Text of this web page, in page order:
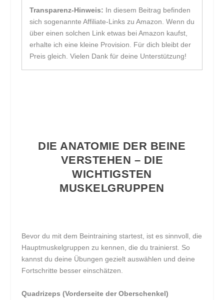
Transparenz-Hinweis: In diesem Beitrag befinden
sich sogenannte Affiliate-Links zu Amazon. Wenn du
über einen solchen Link etwas bei Amazon kaufst,
erhalte ich eine kleine Provision. Für dich bleibt der
Preis gleich. Vielen Dank für deine Unterstützung!
DIE ANATOMIE DER BEINE
VERSTEHEN – DIE
WICHTIGSTEN
MUSKELGRUPPEN
Bevor du mit dem Beintraining startest, ist es sinnvoll, die
Hauptmuskelgruppen zu kennen, die du trainierst. So
kannst du deine Übungen gezielt auswählen und deine
Fortschritte besser einschätzen.
Quadrizeps (Vorderseite der Oberschenkel)